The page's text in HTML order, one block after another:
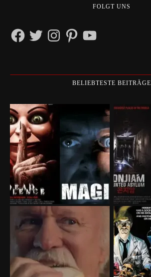
FOLGT UNS
FacebookTwitterInstagramPinterestYouTube
BELIEBTESTE BEITRÄGE